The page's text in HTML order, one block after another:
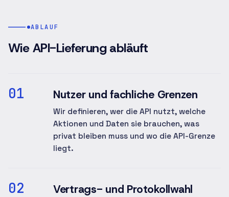
ABLAUF
Wie API-Lieferung abläuft
01 Nutzer und fachliche Grenzen
Wir definieren, wer die API nutzt, welche
Aktionen und Daten sie brauchen, was
privat bleiben muss und wo die API-Grenze
liegt.
02 Vertrags- und Protokollwahl